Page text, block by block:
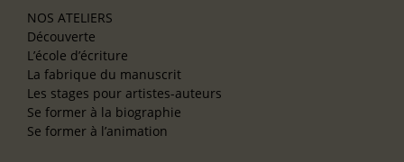
NOS ATELIERS
Découverte
L’école d’écriture
La fabrique du manuscrit
Les stages pour artistes-auteurs
Se former à la biographie
Se former à l’animation